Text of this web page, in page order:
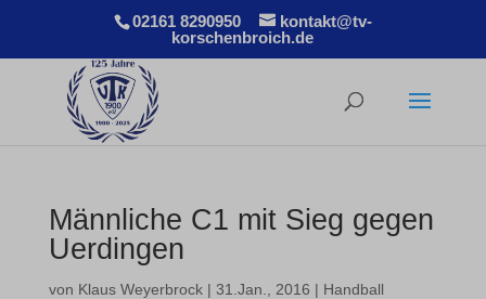
02161 8290950
kontakt@tv-
korschenbroich.de
Männliche C1 mit Sieg gegen
Uerdingen
von Klaus Weyerbrock| 31.Jan., 2016 | Handball